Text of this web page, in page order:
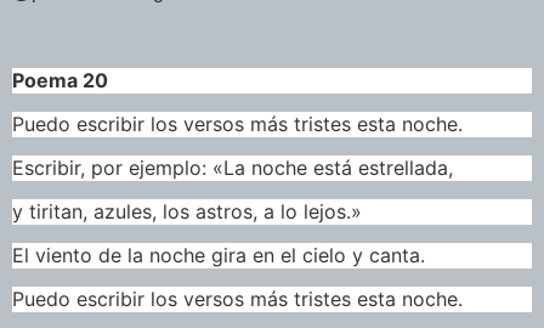
Poema 20
Puedo escribir los versos más tristes esta noche.
Escribir, por ejemplo: «La noche está estrellada,
y tiritan, azules, los astros, a lo lejos.»
El viento de la noche gira en el cielo y canta.
Puedo escribir los versos más tristes esta noche.